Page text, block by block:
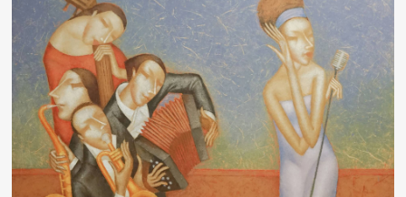
RU EN CN
Каталог Художники
О нас Услуги
Заказать звонок